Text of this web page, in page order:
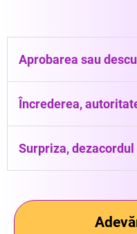
Aprobarea sau
Mișcări ale capului
Încrederea,
Privitul în ochii
Surpriza, dezacordul